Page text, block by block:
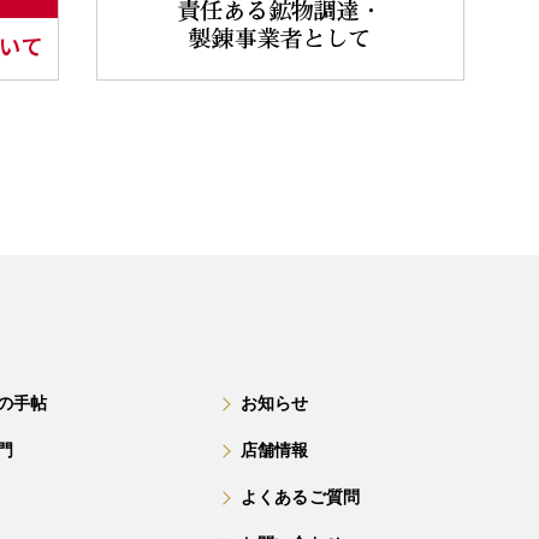
手帖 お知らせ
店舗情報
よくあるご質問